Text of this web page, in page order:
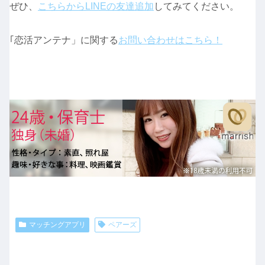
ぜひ、
こちらからLINEの友達追加 してみてください。
｢恋活アンテナ」に関するお問い合わせはこちら！
マッチングアプリ ペアーズ